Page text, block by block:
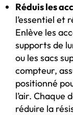
Réduis les
l’essentiel et
Enlève les
supports de
ou les sacs
compteur,
positionné
l’air. Chaque
réduire la